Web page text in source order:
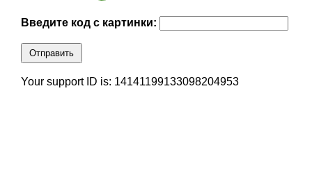
Введите код с картинки:
Отправить
Your support ID is: 14141199133098204953